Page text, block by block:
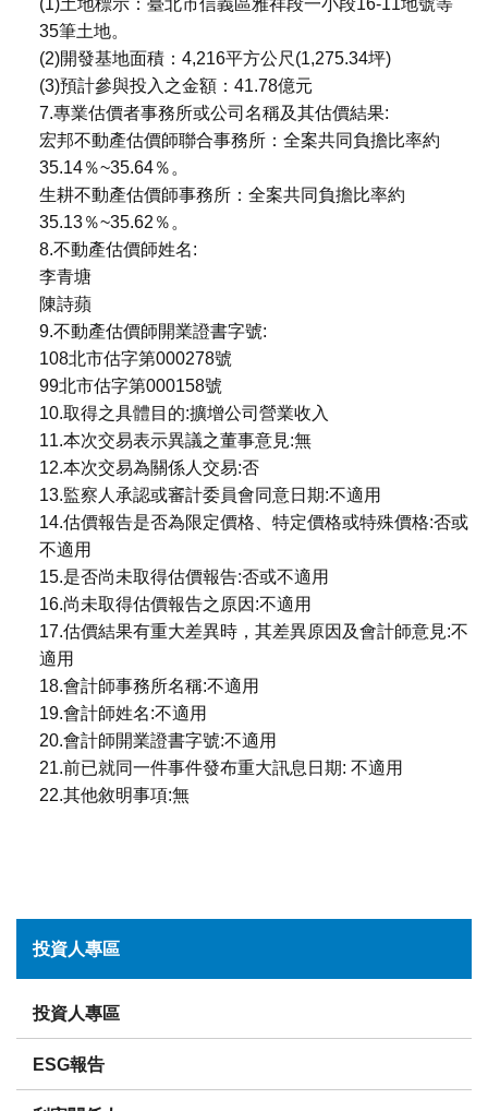
投資人專區
投資人專區
ESG報告
(1)土地標示：臺北市信義區雅祥段一小段16-11地號等
35筆土地。
(2)開發基地面積：4,216平方公尺(1,275.34坪)
(3)預計參與投入之金額：41.78億元
7.專業估價者事務所或公司名稱及其估價結果:
宏邦不動產估價師聯合事務所：全案共同負擔比率約
35.14％~35.64％。
生耕不動產估價師事務所：全案共同負擔比率約
35.13％~35.62％。
8.不動產估價師姓名:
李青塘
陳詩蘋
9.不動產估價師開業證書字號:
108北市估字第000278號
99北市估字第000158號
10.取得之具體目的:擴增公司營業收入
11.本次交易表示異議之董事意見:無
12.本次交易為關係人交易:否
13.監察人承認或審計委員會同意日期:不適用
14.估價報告是否為限定價格、特定價格或特殊價格:否或
不適用
15.是否尚未取得估價報告:否或不適用
16.尚未取得估價報告之原因:不適用
17.估價結果有重大差異時，其差異原因及會計師意見:不
適用
18.會計師事務所名稱:不適用
19.會計師姓名:不適用
20.會計師開業證書字號:不適用
21.前已就同一件事件發布重大訊息日期: 不適用
22.其他敘明事項:無